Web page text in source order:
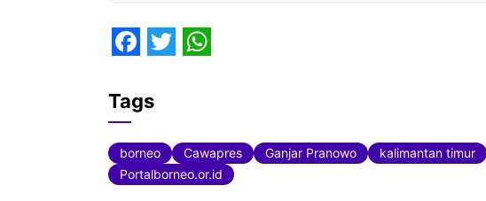
a
c
e
b
w
t
t
t
s
Tags
borneo Cawapres Ganjar Pranowo kalimantan timur
Portalborneo.or.id